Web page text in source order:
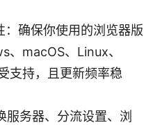
：确保你使用的浏览器版
、macOS、Linux、
支持，且更新频率稳
服务器、分流设置、浏